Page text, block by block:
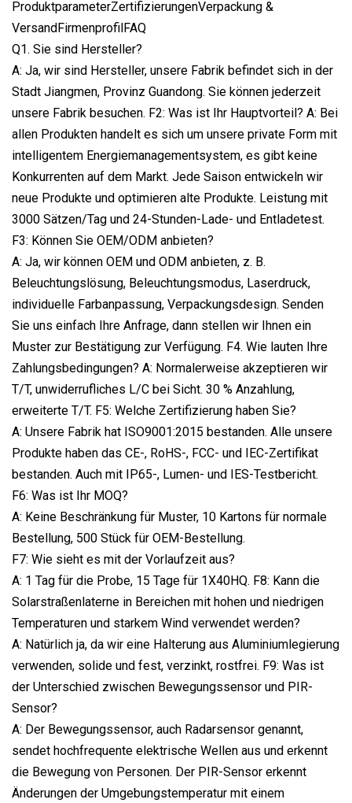
ProduktparameterZertifizierungenVerpackung &
VersandFirmenprofilFAQ
Q1. Sie sind Hersteller?
A: Ja, wir sind Hersteller, unsere Fabrik befindet sich in der
Stadt Jiangmen, Provinz Guandong. Sie können jederzeit
unsere Fabrik besuchen. F2: Was ist Ihr Hauptvorteil? A: Bei
allen Produkten handelt es sich um unsere private Form mit
intelligentem Energiemanagementsystem, es gibt keine
Konkurrenten auf dem Markt. Jede Saison entwickeln wir
neue Produkte und optimieren alte Produkte. Leistung mit
3000 Sätzen/Tag und 24-Stunden-Lade- und Entladetest.
F3: Können Sie OEM/ODM anbieten?
A: Ja, wir können OEM und ODM anbieten, z. B.
Beleuchtungslösung, Beleuchtungsmodus, Laserdruck,
individuelle Farbanpassung, Verpackungsdesign. Senden
Sie uns einfach Ihre Anfrage, dann stellen wir Ihnen ein
Muster zur Bestätigung zur Verfügung. F4. Wie lauten Ihre
Zahlungsbedingungen? A: Normalerweise akzeptieren wir
T/T, unwiderrufliches L/C bei Sicht. 30 % Anzahlung,
erweiterte T/T. F5: Welche Zertifizierung haben Sie?
A: Unsere Fabrik hat ISO9001:2015 bestanden. Alle unsere
Produkte haben das CE-, RoHS-, FCC- und IEC-Zertifikat
bestanden. Auch mit IP65-, Lumen- und IES-Testbericht.
F6: Was ist Ihr MOQ?
A: Keine Beschränkung für Muster, 10 Kartons für normale
Bestellung, 500 Stück für OEM-Bestellung.
F7: Wie sieht es mit der Vorlaufzeit aus?
A: 1 Tag für die Probe, 15 Tage für 1X40HQ. F8: Kann die
Solarstraßenlaterne in Bereichen mit hohen und niedrigen
Temperaturen und starkem Wind verwendet werden?
A: Natürlich ja, da wir eine Halterung aus Aluminiumlegierung
verwenden, solide und fest, verzinkt, rostfrei. F9: Was ist
der Unterschied zwischen Bewegungssensor und PIR-
Sensor?
A: Der Bewegungssensor, auch Radarsensor genannt,
sendet hochfrequente elektrische Wellen aus und erkennt
die Bewegung von Personen. Der PIR-Sensor erkennt
Änderungen der Umgebungstemperatur mit einem